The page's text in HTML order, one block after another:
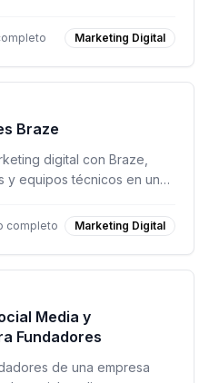
Marketing Digital
Braze
digital con Braze,
y equipos técnicos en un
completo Marketing Digital
Media y
Fundadores
de una empresa